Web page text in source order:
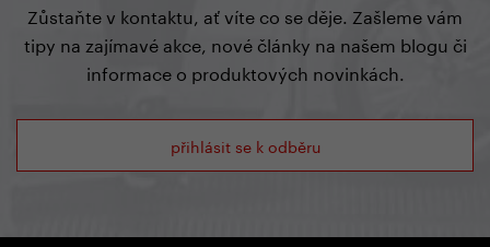
Zůstaňte v kontaktu, ať víte co se děje. Zašleme vám
tipy na zajímavé akce, nové články na našem blogu či
informace o produktových novinkách.
přihlásit se k odběru